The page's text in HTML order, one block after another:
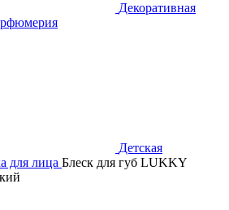
Декоративная
Детская
для лица Блеск для губ LUKKY